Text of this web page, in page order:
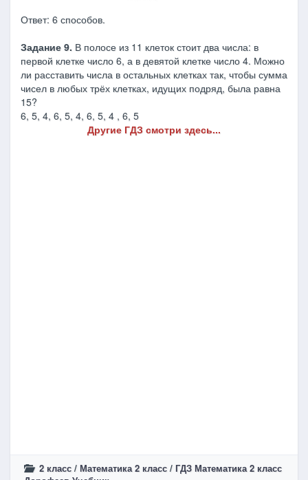
Ответ: 6 способов.
Задание 9. В полосе из 11 клеток стоит два числа: в
первой клетке число 6, а в девятой клетке число 4. Можно
ли расставить числа в остальных клетках так, чтобы сумма
чисел в любых трёх клетках, идущих подряд, была равна
15?
6, 5, 4, 6, 5, 4, 6, 5, 4 , 6, 5
Другие ГДЗ смотри здесь...
2 класс / Математика 2 класс / ГДЗ Математика 2 класс